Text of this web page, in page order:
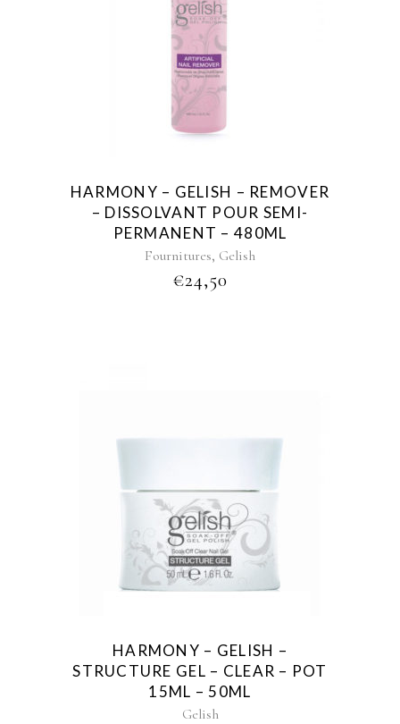
HARMONY – GELISH – REMOVER
– DISSOLVANT POUR SEMI-
PERMANENT – 480ML
Fournitures, Gelish
€24,50
product
has
multiple
variants.
The
options
chosen
on
the
HARMONY – GELISH –
STRUCTURE GEL – CLEAR – POT
15ML – 50ML
Gelish